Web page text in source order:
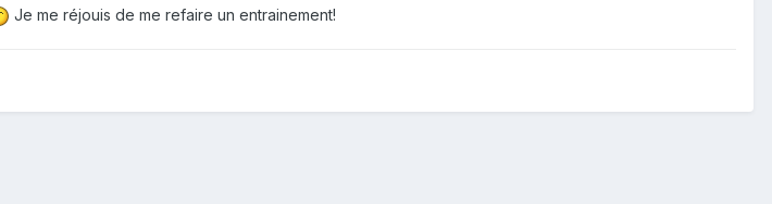
Je me réjouis de me refaire un entrainement!